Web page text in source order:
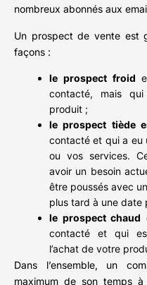
nombreux abonnés aux
Un prospect de vente est
façons :
le prospect froid
contacté, mais
produit ;
le prospect tiède
contacté et qui a eu
ou vos services.
avoir un besoin
être poussés avec
plus tard à une date
le prospect chaud
contacté et qui
l’achat de votre
Dans l’ensemble, un
maximum de son temps